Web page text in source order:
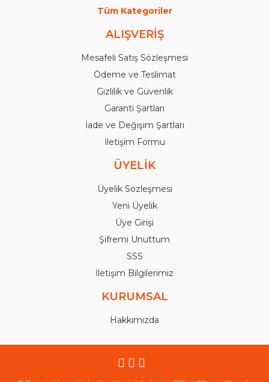
Tüm Kategoriler
ALIŞVERİŞ
Mesafeli Satış Sözleşmesi
Ödeme ve Teslimat
Gizlilik ve Güvenlik
Garanti Şartları
İade ve Değişim Şartları
İletişim Formu
ÜYELİK
Üyelik Sözleşmesi
Yeni Üyelik
Üye Girişi
Şifremi Unuttum
SSS
İletişim Bilgilerimiz
KURUMSAL
Hakkımızda